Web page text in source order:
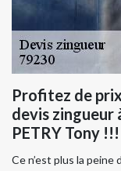
Profitez de
devis zingueur
PETRY Tony !!!
Ce n’est plus la